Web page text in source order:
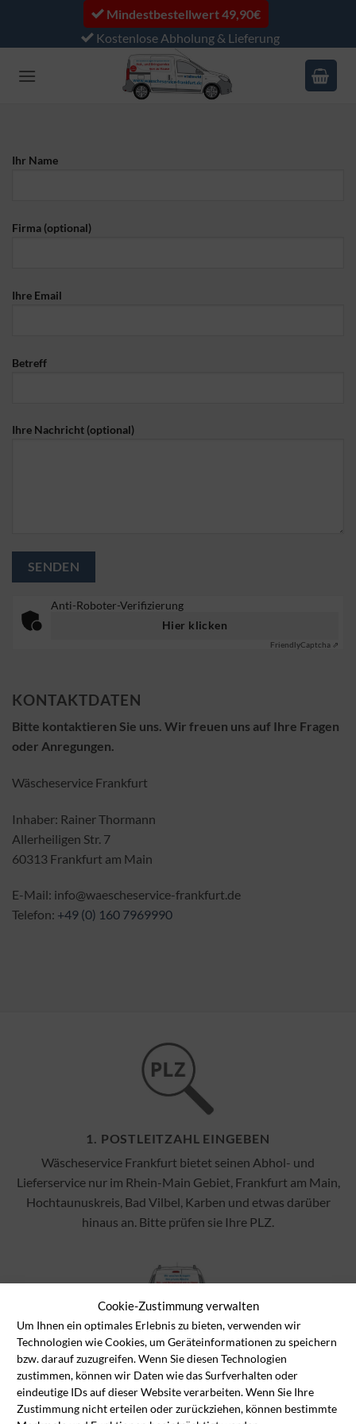
Cookie-Zustimmung verwalten
Um Ihnen ein optimales Erlebnis zu bieten, verwenden wir
Technologien wie Cookies, um Geräteinformationen zu speichern
bzw. darauf zuzugreifen. Wenn Sie diesen Technologien
zustimmen, können wir Daten wie das Surfverhalten oder
eindeutige IDs auf dieser Website verarbeiten. Wenn Sie Ihre
Zustimmung nicht erteilen oder zurückziehen, können bestimmte
springen
Mindestbestellwert 49,90€
Kostenlose Abholung & Lieferung
Ihr Name
Firma (optional)
Ihre Email
Betreff
Ihre Nachricht (optional)
Anti-Roboter-Verifizierung
Hier klicken
FriendlyCaptcha ⇗
KONTAKTDATEN
Bitte kontaktieren Sie uns. Wir freuen uns auf Ihre Fragen
oder Anregungen.
Wäscheservice Frankfurt
Inhaber: Rainer Thormann
Allerheiligen Str. 7
60313 Frankfurt am Main
E-Mail: info@waescheservice-frankfurt.de
Telefon: +49 (0) 160 7969990
1. POSTLEITZAHL EINGEBEN
Wäscheservice Frankfurt bietet seinen Abhol- und
Lieferservice nur im Rhein-Main Gebiet, Frankfurt am Main,
Hochtaunuskreis, Bad Vilbel, Karben und etwas darüber
hinaus an. Bitte prüfen sie Ihre PLZ.
2. ABHOLEN IHRER WÄSCHE
Im Wäscheservice Shop legen Sie die Wäschestücke und
Textilien mit Anzahl in den Wäschekorb, die wir abholen und